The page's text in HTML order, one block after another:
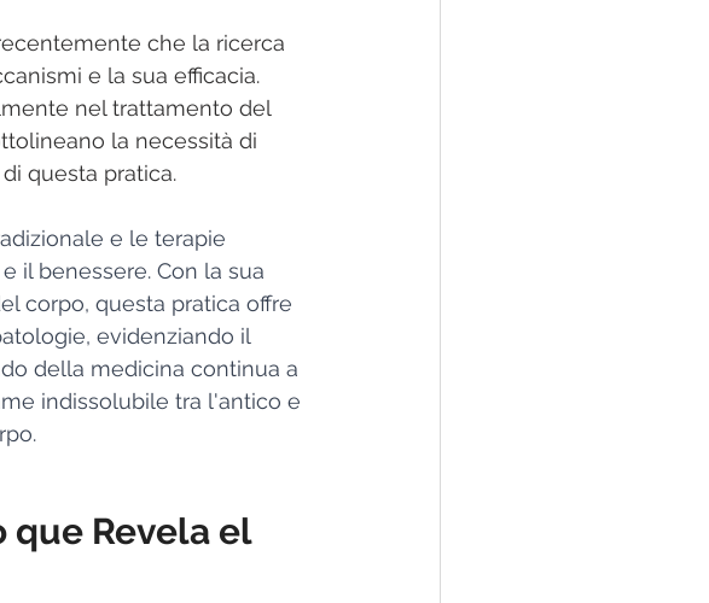
che la ricerca
e la sua efficacia.
nel trattamento del
la necessità di
questa pratica.
e le terapie
il benessere. Con la sua
corpo, questa pratica offre
evidenziando il
della medicina continua a
indissolubile tra l'antico e
que Revela el